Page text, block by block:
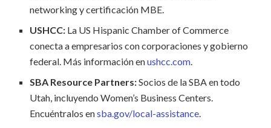
networking y certificación MBE.
USHCC: La US Hispanic Chamber of Commerce
conecta a empresarios con corporaciones y gobierno
federal. Más información enushcc.com.
SBA Resource Partners:Socios de la SBA en todo
Utah, incluyendo Women’s Business Centers.
Encuéntralos ensba.gov/local-assistance.